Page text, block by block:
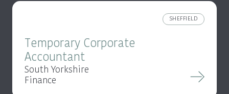
SHEFFIELD
Temporary Corporate
Accountant
South Yorkshire
Finance